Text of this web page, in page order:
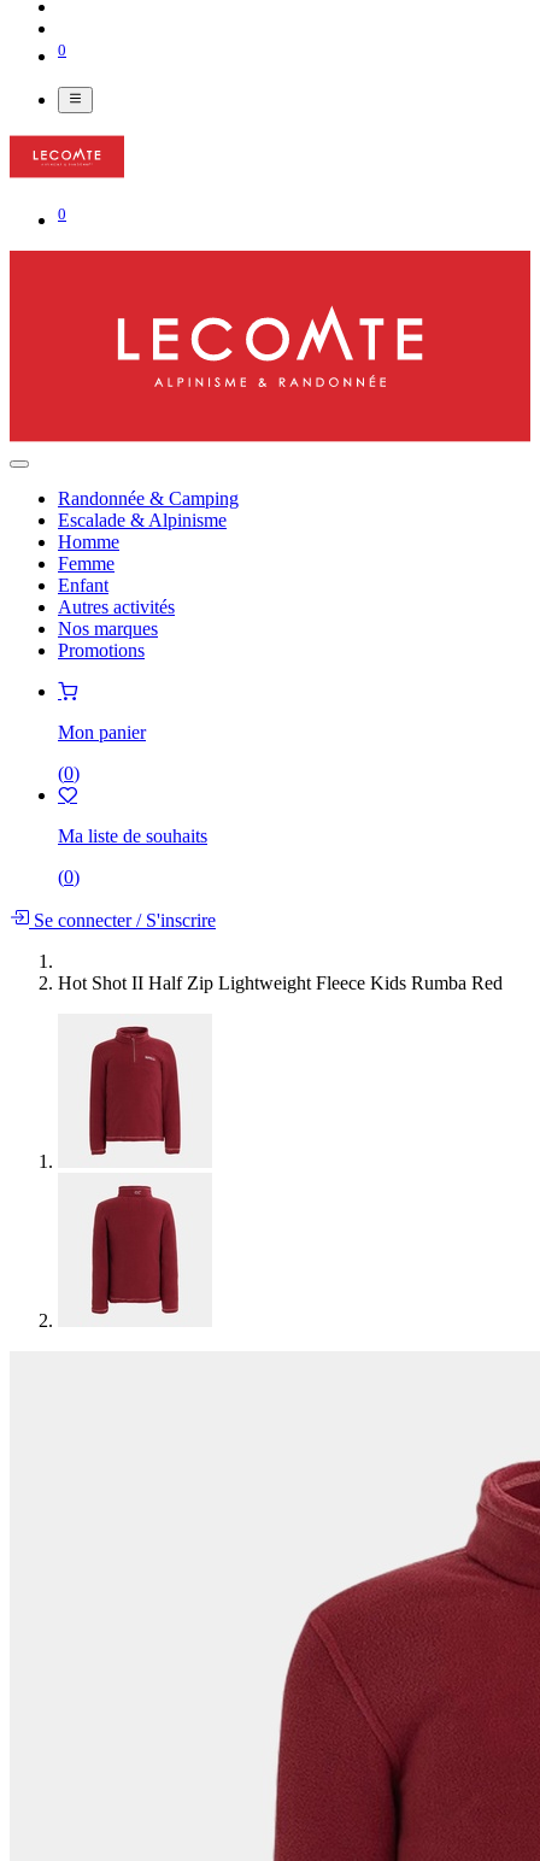
0
0
Randonnée & Camping
Escalade & Alpinisme
Homme
Femme
Enfant
Autres activités
Nos marques
Promotions
Mon panier
(0)
Ma liste de souhaits
(0)
Se connecter/S'inscrire
Hot Shot II Half Zip Lightweight Fleece Kids Rumba Red